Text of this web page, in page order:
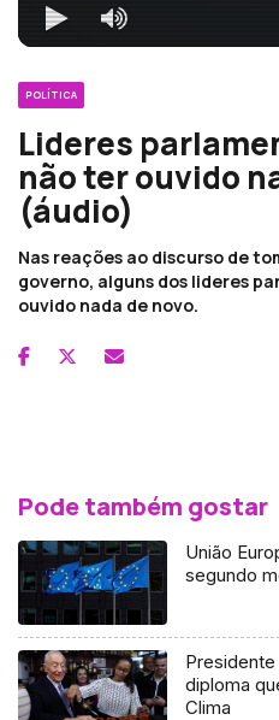
POLÍTICA
Lideres
não ter ouvido
(áudio)
Nas reações ao discurso de
governo, alguns dos lideres
ouvido nada de novo.
Pode também gostar
União
segundo
diploma
Clima